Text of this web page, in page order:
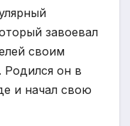
завоевал
своим
Родился он в
и начал свою